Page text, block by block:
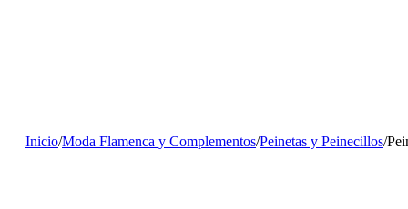
Inicio/Moda Flamenca y Complementos/Peinetas y Peinecillos/